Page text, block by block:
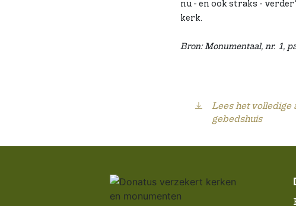
nu - en ook straks -
kerk.
Bron: Monumentaal, nr. 1,
Lees het volledige
gebedshuis